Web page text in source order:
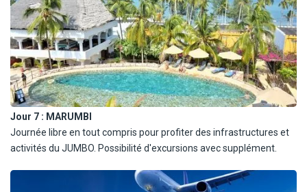
atteindre le spot, en cas de marée haute, la plage sera
complètement recouverte et ils devront revenir en bateau
traditionnel.
À partir du 1/11/26 : MARUMBI
Journée libre en tout compris pour profiter des infrastructures et
activités du JUMBO. Possibilité d'excursions avec supplément.
Jour 7 : MARUMBI
Journée libre en tout compris pour profiter des infrastructures et
activités du JUMBO. Possibilité d'excursions avec supplément.